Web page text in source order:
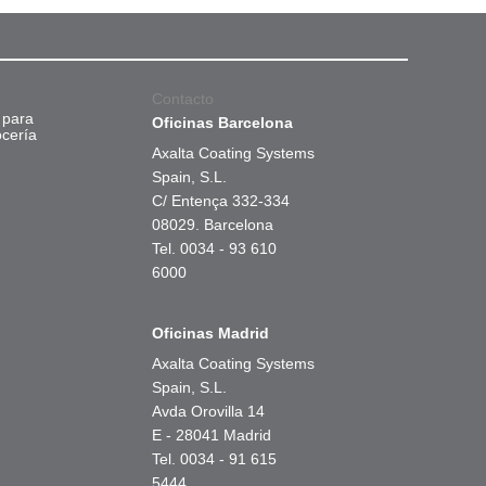
Contacto
Oficinas Barcelona
Axalta Coating Systems
Spain, S.L.
C/ Entença 332-334
08029. Barcelona
Tel. 0034 - 93 610
6000
Oficinas Madrid
Axalta Coating Systems
Spain, S.L.
Avda Orovilla 14
E - 28041 Madrid
Tel. 0034 - 91 615